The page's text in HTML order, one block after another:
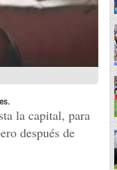
la capital, para
después de